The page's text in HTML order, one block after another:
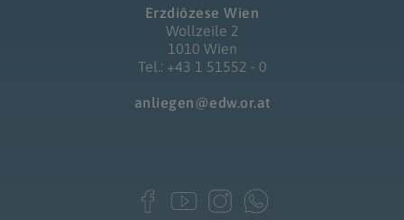
Erzdiözese Wien
Wollzeile 2
1010 Wien
Tel.: +43 1 51552 - 0
anliegen@edw.or.at